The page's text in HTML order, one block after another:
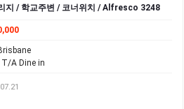
지 / 학교주변 / 코너위치 / Alfresco 3248
T/A Dine in